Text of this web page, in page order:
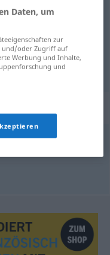
Daten, um
zur
und/oder Zugriff auf
Werbung und Inhalte,
und